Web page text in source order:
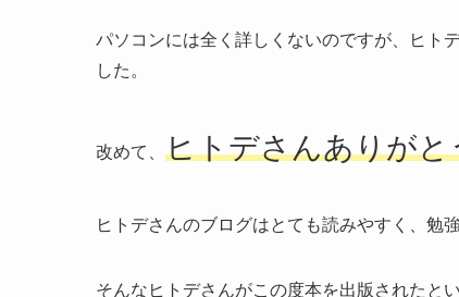
パソコンには全く詳しくないのですが、 ヒト
した。
改めて、 ヒトデさんありが
ヒトデさんのブログはとても読みやすく、勉
そんなヒトデさんがこの度本を出版されたと